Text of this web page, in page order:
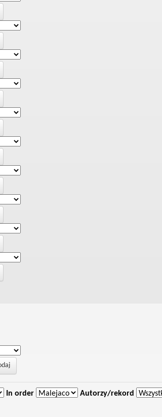
In order Autorzy/rekord